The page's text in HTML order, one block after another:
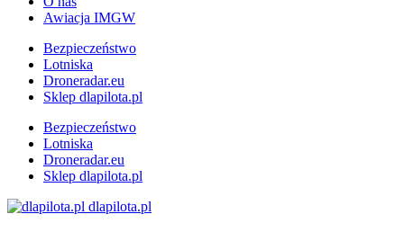
Awiacja IMGW
Bezpieczeństwo
Lotniska
Droneradar.eu
Sklep dlapilota.pl
Bezpieczeństwo
Lotniska
Droneradar.eu
Sklep dlapilota.pl
dlapilota.pl